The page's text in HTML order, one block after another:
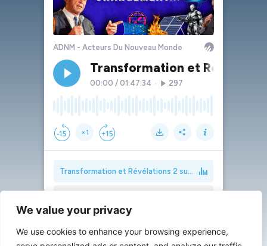
We value your privacy
We use cookies to enhance your browsing experience,